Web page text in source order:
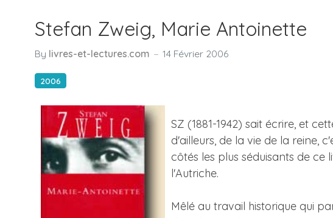
Stefan Zweig, Marie Antoinette
By livres-et-lectures.com 14 Février 2006
2006
SZ (1881-1942) sait écrire, et
d'ailleurs, de la vie de la reine,
côtés les plus séduisants de
l'Autriche.
Mêlé au travail historique qui